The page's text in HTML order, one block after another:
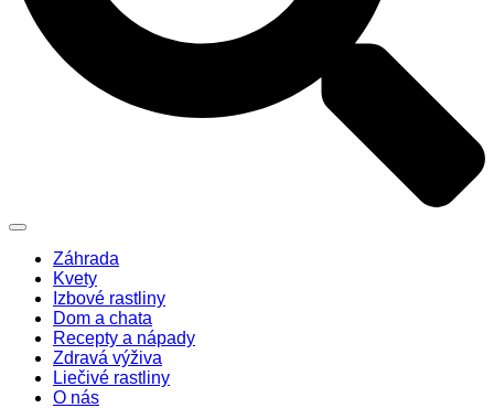
Záhrada
Kvety
Izbové rastliny
Dom a chata
Recepty a nápady
Zdravá výživa
Liečivé rastliny
O nás